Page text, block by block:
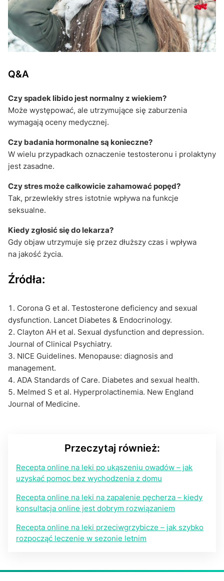
Q&A
Czy spadek libido jest normalny z wiekiem?
Może występować, ale utrzymujące się zaburzenia
wymagają oceny medycznej.
Czy badania hormonalne są konieczne?
W wielu przypadkach oznaczenie testosteronu i prolaktyny
jest zasadne.
Czy stres może całkowicie zahamować popęd?
Tak, przewlekły stres istotnie wpływa na funkcje
seksualne.
Kiedy zgłosić się do lekarza?
Gdy objaw utrzymuje się przez dłuższy czas i wpływa
na jakość życia.
Źródła:
Corona G et al. Testosterone deficiency and sexual
dysfunction. Lancet Diabetes & Endocrinology.
Clayton AH et al. Sexual dysfunction and depression.
Journal of Clinical Psychiatry.
NICE Guidelines. Menopause: diagnosis and
management.
ADA Standards of Care. Diabetes and sexual health.
Melmed S et al. Hyperprolactinemia. New England
Journal of Medicine.
Przeczytaj również:
Recepta online na leki po ukąszeniu owadów – jak
uzyskać pomoc bez wychodzenia z domu
Recepta online na leki na zapalenie pęcherza – kiedy
konsultacja online jest dobrym rozwiązaniem
Recepta online na leki przeciwgrzybicze – jak szybko
rozpocząć leczenie w sezonie letnim